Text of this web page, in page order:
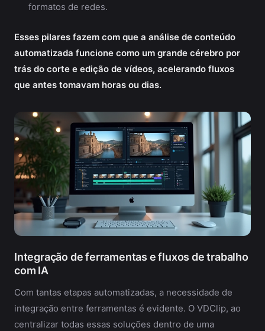
formatos de redes.
Esses pilares fazem com que a análise de conteúdo
automatizada funcione como um grande cérebro por
trás do corte e edição de vídeos, acelerando fluxos
que antes tomavam horas ou dias.
Integração de ferramentas e fluxos de trabalho
com IA
Com tantas etapas automatizadas, a necessidade de
integração entre ferramentas é evidente. O VDClip, ao
centralizar todas essas soluções dentro de uma